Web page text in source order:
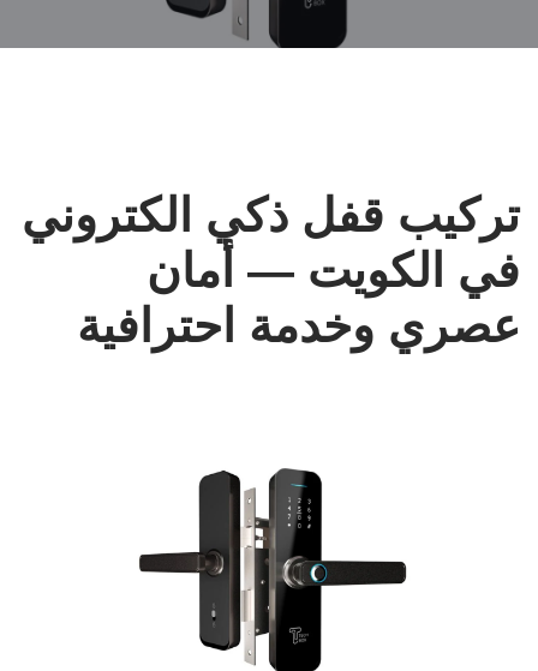
تركيب قفل ذكي الكتروني
في الكويت — أمان
عصري وخدمة احترافية